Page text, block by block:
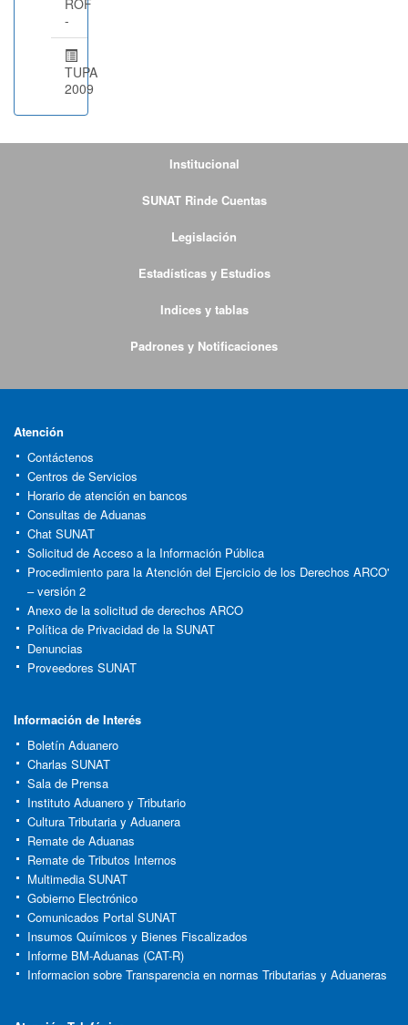
-
TUPA
2009
Institucional
SUNAT Rinde Cuentas
Legislación
Estadísticas y Estudios
Indices y tablas
Padrones y Notificaciones
Atención
Contáctenos
Centros de Servicios
Horario de atención en bancos
Consultas de Aduanas
Chat SUNAT
Solicitud de Acceso a la Información Pública
Procedimiento para la Atención del Ejercicio de los Derechos ARCO'
– versión 2
Anexo de la solicitud de derechos ARCO
Política de Privacidad de la SUNAT
Denuncias
Proveedores SUNAT
Información de Interés
Boletín Aduanero
Charlas SUNAT
Sala de Prensa
Instituto Aduanero y Tributario
Cultura Tributaria y Aduanera
Remate de Aduanas
Remate de Tributos Internos
Multimedia SUNAT
Gobierno Electrónico
Comunicados Portal SUNAT
Insumos Químicos y Bienes Fiscalizados
Informe BM-Aduanas (CAT-R)
Informacion sobre Transparencia en normas Tributarias y Aduaneras